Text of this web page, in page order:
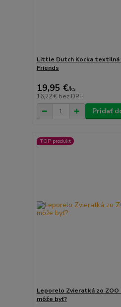
Little Dutch Kocka
Friends
19,95 €/ks
16,22 € bez DPH
Pridať
TOP produkt
Leporelo Zvieratká zo
môže byť?